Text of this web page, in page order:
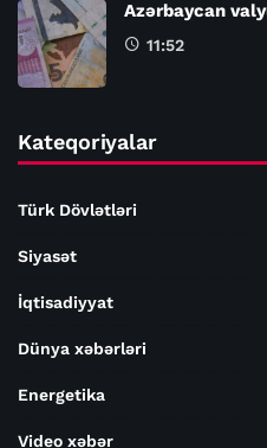
Azərbaycan
11:52
Kateqoriyalar
Türk Dövlətləri
Siyasət
İqtisadiyyat
Dünya xəbərləri
Energetika
Video xəbər